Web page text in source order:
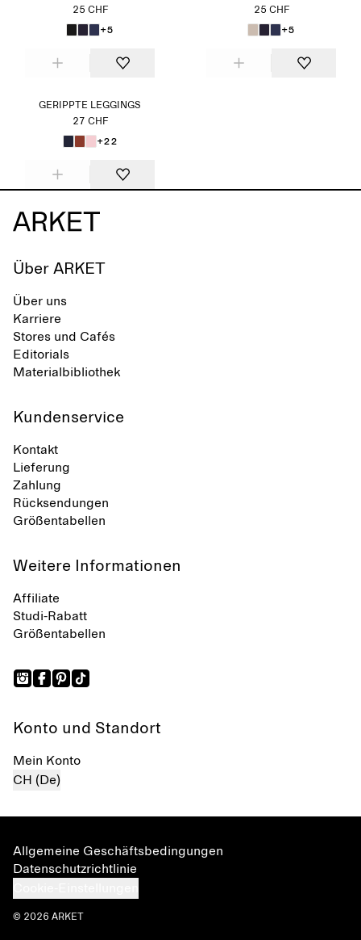
25 CHF
+5
25 CHF
+5
GERIPPTE LEGGINGS
27 CHF
+22
Über ARKET
Über uns
Karriere
Stores und Cafés
Editorials
Materialbibliothek
Kundenservice
Kontakt
Lieferung
Zahlung
Rücksendungen
Größentabellen
Weitere Informationen
Affiliate
Studi-Rabatt
Größentabellen
Konto und Standort
Mein Konto
CH (De)
Allgemeine Geschäftsbedingungen
Datenschutzrichtlinie
© 2026 ARKET